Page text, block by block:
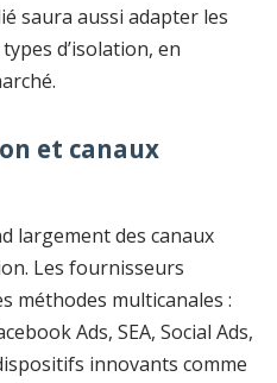
saura aussi adapter les
d’isolation, en
et canaux
largement des canaux
Les fournisseurs
méthodes multicanales :
Ads, SEA, Social Ads,
innovants comme